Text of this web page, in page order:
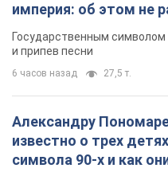
империя: об этом не
Государственным
и припев песни
6 часов назад 27,5 т.
Александру
известно о трех
символа 90-х и как